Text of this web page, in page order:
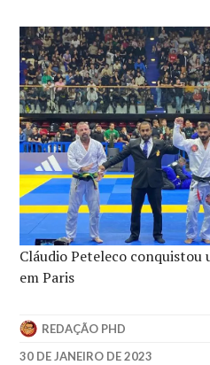
Cláudio Peteleco conquistou
em Paris
REDAÇÃO PHD
30 DE JANEIRO DE 2023